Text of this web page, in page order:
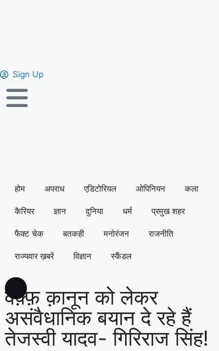
Sign Up
होम अपराध एडिटोरियल ओपिनियन कला
कैरियर ज्ञान दुनिया धर्म प्रमुख शहर
फैक्ट चेक बतकही मनोरंजन राजनीति
राज्यवार ख़बरें विज्ञान स्कैंडल
वक़्फ़ क़ानून को लेकर
असंवैधानिक बयान दे रहे हैं
तेजस्वी यादव- गिरिराज सिंह!